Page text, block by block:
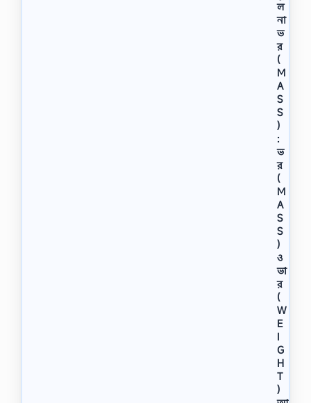
ল
না
ভ
র
(
M
A
S
S
)
:
ভ
র
(
M
A
S
S
)
ও
ভা
র
(
W
E
I
G
H
T
)